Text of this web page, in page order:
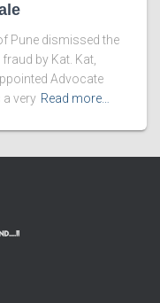
Pune dismissed the
by Kat. Kat,
Advocate
a very Read more…